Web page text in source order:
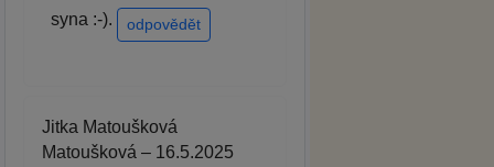
syna :-).
odpovědět
Jitka Matoušková
Matoušková – 16.5.2025